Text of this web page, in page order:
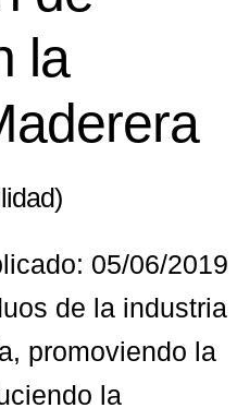
la
05/06/2019
de la industria
promoviendo la
la